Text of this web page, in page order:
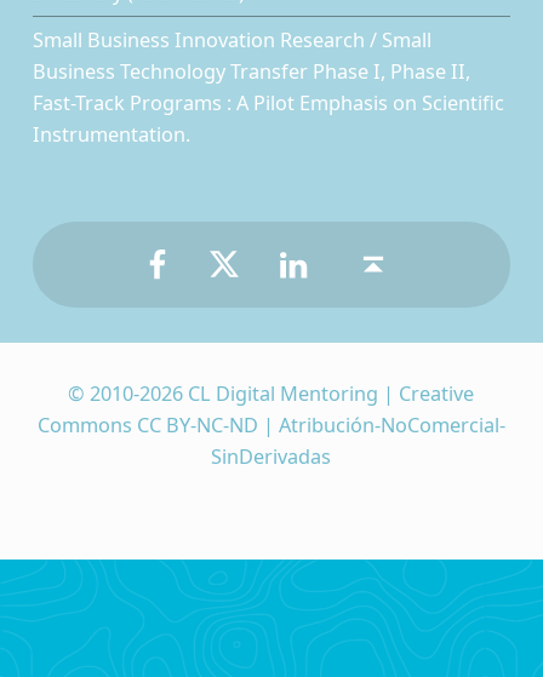
Small Business Innovation Research / Small
Business Technology Transfer Phase I, Phase II,
Fast-Track Programs : A Pilot Emphasis on Scientific
Instrumentation.
© 2010-2026 CL Digital Mentoring | Creative
Commons CC BY-NC-ND | Atribución-NoComercial-
SinDerivadas